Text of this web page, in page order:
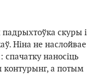
скуры і
Ніна не наслойвае
наносіць
контурынг, а потым